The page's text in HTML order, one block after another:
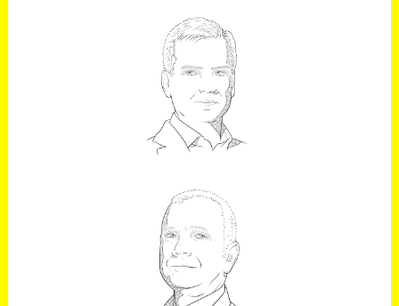
CARLOS CASAS
Global Head of Talent & Culture de
JUAN RAMÓN
LUCAS
Periodista